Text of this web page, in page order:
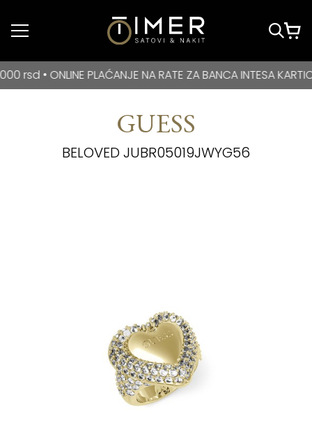
Idi do glavnog
BESPLATNA DOSTAVA za kupovine veće od 3000 rsd •
PLAĆANJE NA RATE ZA BANCA INTESA KARTICE
GUESS
BELOVED JUBR05019JWYG56